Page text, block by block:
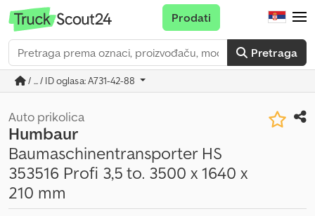
Pretraga
Prodati
/ ... / ID oglasa: A731-42-88
Auto prikolica
Humbaur
Baumaschinentransporter HS
353516 Profi 3,5 to. 3500 x 1640 x
210 mm